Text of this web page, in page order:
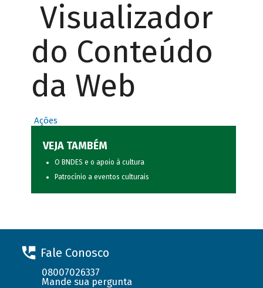
Visualizador
do Conteúdo
da Web
Ações
VEJA TAMBÉM
O BNDES e o apoio à cultura
Patrocínio a eventos culturais
Fale Conosco
08007026337
Mande sua pergunta